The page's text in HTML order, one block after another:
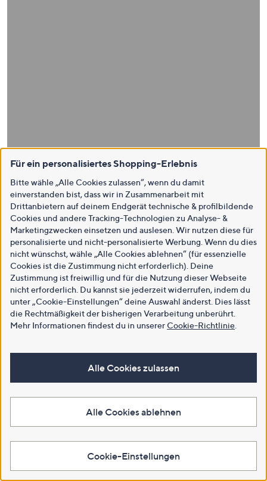
Für ein personalisiertes Shopping-Erlebnis
Bitte wähle „Alle Cookies zulassen“, wenn du damit
einverstanden bist, dass wir in Zusammenarbeit mit
Drittanbietern auf deinem Endgerät technische & profilbildende
Cookies und andere Tracking-Technologien zu Analyse- &
Marketingzwecken einsetzen und auslesen. Wir nutzen diese für
personalisierte und nicht-personalisierte Werbung. Wenn du dies
nicht wünschst, wähle „Alle Cookies ablehnen“ (für essenzielle
Cookies ist die Zustimmung nicht erforderlich). Deine
Zustimmung ist freiwillig und für die Nutzung dieser Webseite
nicht erforderlich. Du kannst sie jederzeit widerrufen, indem du
unter „Cookie-Einstellungen“ deine Auswahl änderst. Dies lässt
die Rechtmäßigkeit der bisherigen Verarbeitung unberührt.
Mehr Informationen findest du in unsererCookie-Richtlinie
Alle Cookies zulassen
Alle Cookies ablehnen
Cookie-Einstellungen